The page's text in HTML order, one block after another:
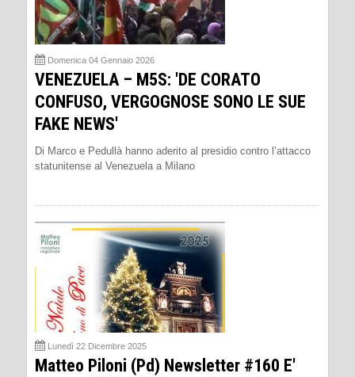
Domenica 04 Gennaio 2026
VENEZUELA – M5S: 'DE CORATO
CONFUSO, VERGOGNOSE SONO LE SUE
FAKE NEWS'
Di Marco e Pedullà hanno aderito al presidio contro l’attacco
statunitense al Venezuela a Milano
Lunedì 22 Dicembre 2025
Matteo Piloni (Pd) Newsletter #160 E'